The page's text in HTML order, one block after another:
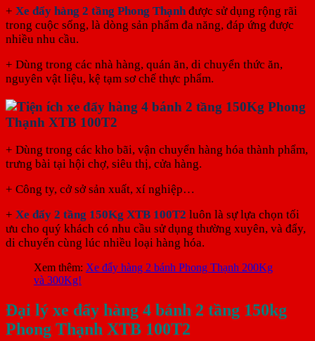
+ Xe đẩy hàng 2 tầng Phong Thạnh được sử dụng rộng rãi
trong cuộc sống, là dòng sản phẩm đa năng, đáp ứng được
nhiều nhu cầu.
+ Dùng trong các nhà hàng, quán ăn, di chuyển thức ăn,
nguyên vật liệu, kệ tạm sơ chế thực phẩm.
+ Dùng trong các kho bãi, vận chuyển hàng hóa thành phẩm,
trưng bài tại hội chợ, siêu thị, cửa hàng.
+ Công ty, cở sở sản xuất, xí nghiệp…
+ Xe đẩy 2 tầng 150Kg XTB 100T2 luôn là sự lựa chọn tối
ưu cho quý khách có nhu cầu sử dụng thường xuyên, và đẩy,
di chuyển cùng lúc nhiều loại hàng hóa.
Xem thêm: Xe đẩy hàng 2 bánh Phong Thạnh 200Kg
và 300Kg!
Đại lý xe đẩy hàng 4 bánh 2 tầng 150kg
Phong Thạnh XTB 100T2